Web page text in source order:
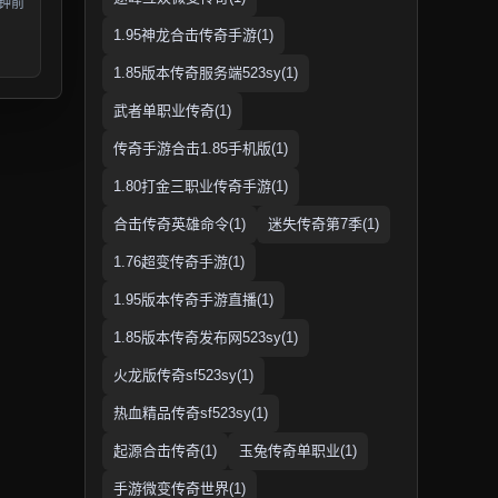
1.95神龙合击传奇手游(1)
1.85版本传奇服务端523sy(1)
武者单职业传奇(1)
传奇手游合击1.85手机版(1)
1.80打金三职业传奇手游(1)
合击传奇英雄命令(1) 迷失传奇第7季(1)
1.76超变传奇手游(1)
1.95版本传奇手游直播(1)
1.85版本传奇发布网523sy(1)
火龙版传奇sf523sy(1)
热血精品传奇sf523sy(1)
起源合击传奇(1) 玉兔传奇单职业(1)
手游微变传奇世界(1)